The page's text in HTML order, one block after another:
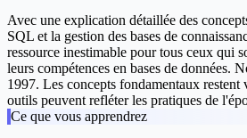
Avec une explication détaillée des
SQL et la gestion des bases de
ressource inestimable pour tous ceux qui
leurs compétences en bases de données.
1997. Les concepts fondamentaux restent
outils peuvent refléter les pratiques de
Ce que vous apprendrez